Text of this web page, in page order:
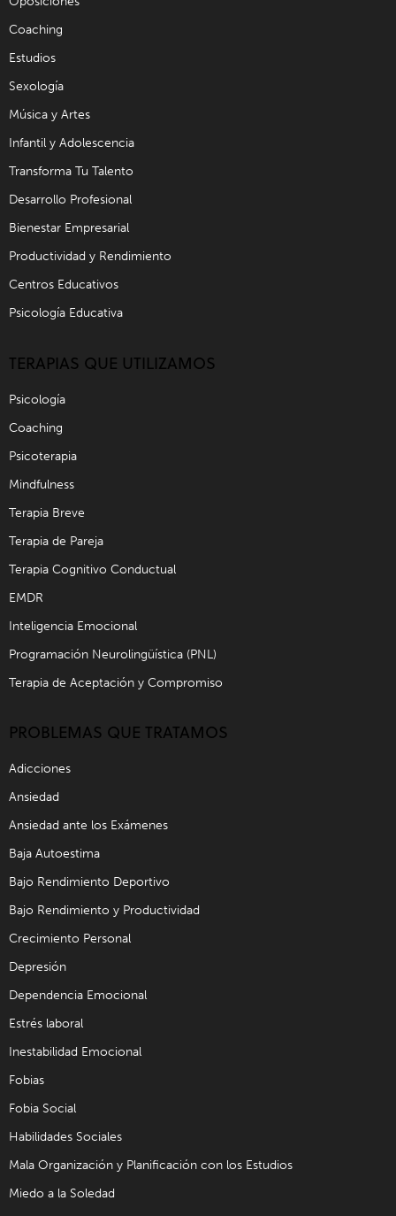
Coaching
Estudios
Sexología
Música y Artes
Infantil y Adolescencia
Transforma Tu Talento
Desarrollo Profesional
Bienestar Empresarial
Productividad y Rendimiento
Centros Educativos
Psicología Educativa
TERAPIAS QUE UTILIZAMOS
Psicología
Coaching
Psicoterapia
Mindfulness
Terapia Breve
Terapia de Pareja
Terapia Cognitivo Conductual
EMDR
Inteligencia Emocional
Programación Neurolingüística (PNL)
Terapia de Aceptación y Compromiso
PROBLEMAS QUE TRATAMOS
Adicciones
Ansiedad
Ansiedad ante los Exámenes
Baja Autoestima
Bajo Rendimiento Deportivo
Bajo Rendimiento y Productividad
Crecimiento Personal
Depresión
Dependencia Emocional
Estrés laboral
Inestabilidad Emocional
Fobias
Fobia Social
Habilidades Sociales
Mala Organización y Planificación con los Estudios
Miedo a la Soledad